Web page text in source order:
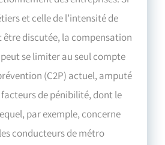
et celle de l’intensité de
discutée, la compensation
se limiter au seul compte
(C2P) actuel, amputé
facteurs de pénibilité, dont le
par exemple, concerne
conducteurs de métro